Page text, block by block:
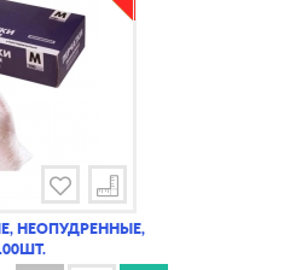
НЕОПУДРЕННЫЕ,